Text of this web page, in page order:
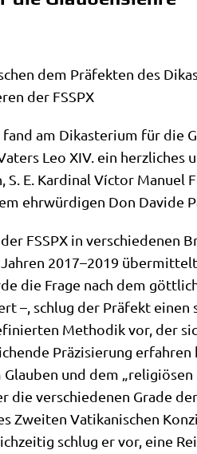
dem Prä­fek­ten des
der FSSPX
fand am Dik­aste­ri­um für die
Leo XIV. ein
S. E. Kar­di­nal Víc­tor Manu­el
ehr­wür­di­gen Don Davi­de
FSSPX in ver­schie­de­nen
2017–2019
die Fra­ge nach dem
–, schlug der Prä­fekt
Metho­dik vor, der
Prä­zi­sie­rung
Glau­ben und dem
die ver­schie­de­nen Gra­de
Zwei­ten Vati­ka­ni­schen
schlug er vor, eine